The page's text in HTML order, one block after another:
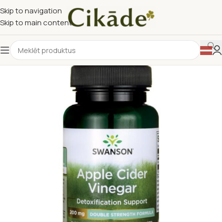
Skip to navigation
Skip to main content